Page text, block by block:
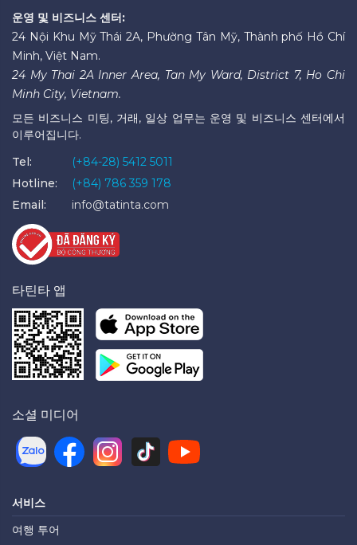
운영 및 비즈니스 센터:
24 Nội Khu Mỹ Thái 2A, Phường Tân Mỹ, Thành phố Hồ Chí
Minh, Việt Nam.
24 My Thai 2A Inner Area, Tan My Ward, District 7, Ho Chi
Minh City, Vietnam.
모든 비즈니스 미팅, 거래, 일상 업무는 운영 및 비즈니스 센터에서
이루어집니다.
Tel:
(+84-28) 5412 5011
Hotline:
(+84) 786 359 178
Email:
info@tatinta.com
타틴타 앱
소셜 미디어
서비스
여행 투어